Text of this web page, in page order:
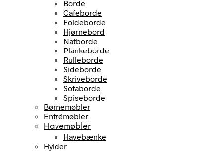
Borde
Cafeborde
Foldeborde
Hjørnebord
Natborde
Plankeborde
Rulleborde
Sideborde
Skriveborde
Sofaborde
Spiseborde
Børnemøbler
Entrémøbler
Havemøbler
Havebænke
Hylder